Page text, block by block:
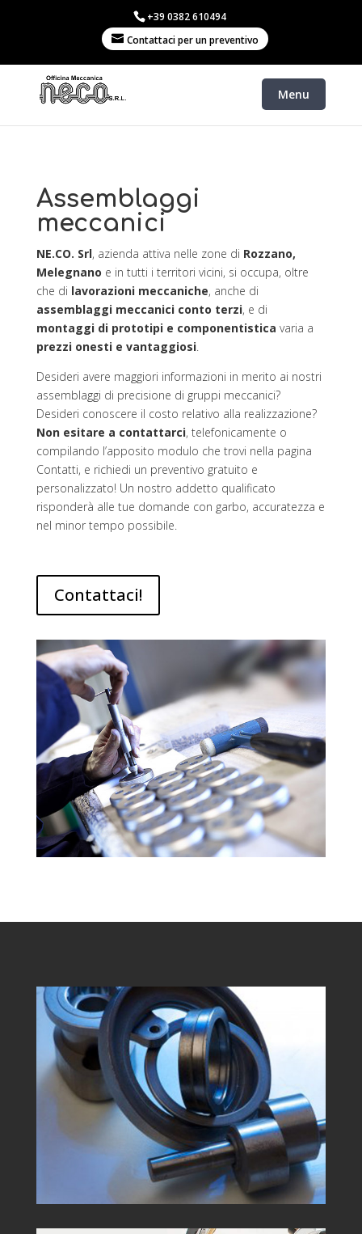
+39 0382 610494
Contattaci per un preventivo
Assemblaggi
meccanici
NE.CO. Srl, azienda attiva nelle zone di Rozzano,
Melegnano e in tutti i territori vicini, si occupa, oltre
che di lavorazioni meccaniche, anche di
assemblaggi meccanici conto terzi, e di
montaggi di prototipi e componentistica varia a
prezzi onesti e vantaggiosi.
Desideri avere maggiori informazioni in merito ai nostri
assemblaggi di precisione di gruppi meccanici?
Desideri conoscere il costo relativo alla realizzazione?
Non esitare a contattarci, telefonicamente o
compilando l’apposito modulo che trovi nella pagina
Contatti, e richiedi un preventivo gratuito e
personalizzato! Un nostro addetto qualificato
risponderà alle tue domande con garbo, accuratezza e
nel minor tempo possibile.
Contattaci!